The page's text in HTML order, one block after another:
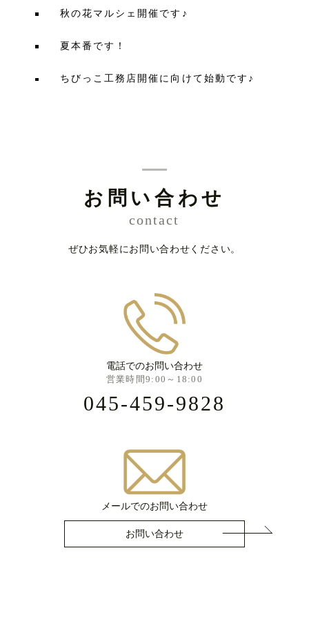
秋の花マルシェ開催です♪
夏本番です！
ちびっこ工務店開催に向けて始動です♪
お問い合わせ
contact
ぜひお気軽にお問い合わせください。
電話でのお問い合わせ
営業時間9:00～18:00
045-459-9828
メールでのお問い合わせ
お問い合わせ